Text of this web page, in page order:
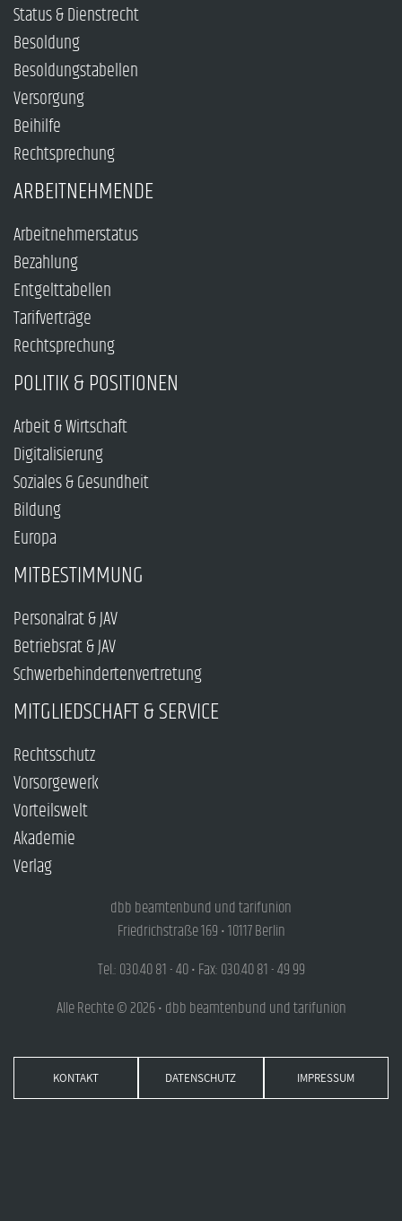
Status & Dienstrecht
Besoldung
Besoldungstabellen
Versorgung
Beihilfe
Rechtsprechung
ARBEITNEHMENDE
Arbeitnehmerstatus
Bezahlung
Entgelttabellen
Tarifverträge
Rechtsprechung
POLITIK & POSITIONEN
Arbeit & Wirtschaft
Digitalisierung
Soziales & Gesundheit
Bildung
Europa
MITBESTIMMUNG
Personalrat & JAV
Betriebsrat & JAV
Schwerbehindertenvertretung
MITGLIEDSCHAFT & SERVICE
Rechtsschutz
Vorsorgewerk
Vorteilswelt
Akademie
Verlag
dbb beamtenbund und tarifunion
Friedrichstraße 169 • 10117 Berlin
Tel.: 030.40 81 - 40 • Fax: 030.40 81 - 49 99
Alle Rechte © 2026 • dbb beamtenbund und tarifunion
KONTAKT DATENSCHUTZ IMPRESSUM